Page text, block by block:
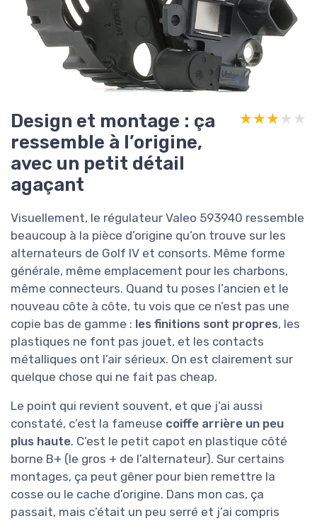
Design et montage : ça
ressemble à l’origine,
avec un petit détail
agaçant
★★★★★
★★★★★
Visuellement, le régulateur Valeo 593940 ressemble
beaucoup à la pièce d’origine qu’on trouve sur les
alternateurs de Golf IV et consorts. Même forme
générale, même emplacement pour les charbons,
même connecteurs. Quand tu poses l’ancien et le
nouveau côte à côte, tu vois que ce n’est pas une
copie bas de gamme : les finitions sont propres, les
plastiques ne font pas jouet, et les contacts
métalliques ont l’air sérieux. On est clairement sur
quelque chose qui ne fait pas cheap.
Le point qui revient souvent, et que j’ai aussi
constaté, c’est la fameuse coiffe arrière un peu
plus haute. C’est le petit capot en plastique côté
borne B+ (le gros + de l’alternateur). Sur certains
montages, ça peut gêner pour bien remettre la
cosse ou le cache d’origine. Dans mon cas, ça
passait, mais c’était un peu serré et j’ai compris